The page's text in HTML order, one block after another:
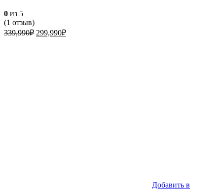
0 из 5
(1 отзыв)
339,990₽ Первоначальная
299,990₽Текущая
Добавить в